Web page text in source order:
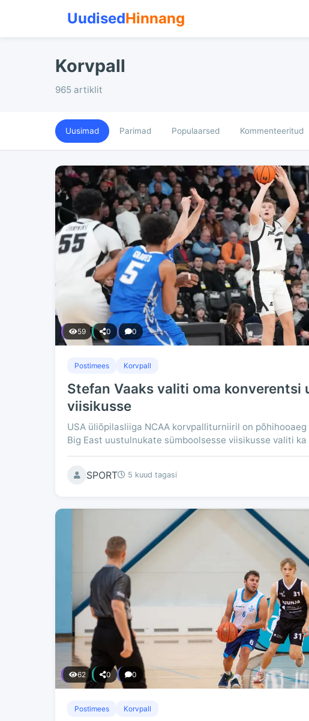
UudisedHinnang
Korvpall
965 artiklit
Uusimad Parimad Populaarsed Kommenteeritud
59 0 0
Postimees Korvpall
Stefan Vaaks valiti oma
viisikusse
USA üliõpilasliiga NCAA korvpalliturniiril on
Big East uustulnukate sümboolsesse viisikusse valiti
SPORT 5 kuud tagasi
62 0 0
Postimees Korvpall